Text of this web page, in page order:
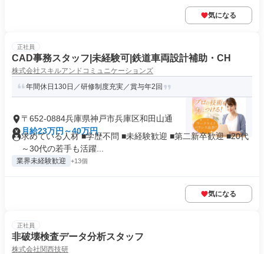
気になる
正社員
CAD事務スタッフ|未経験可|鉄道車両設計補助・CH
株式会社スキルアンドコミュニケーションズ
年間休日130日／研修制度充実／賞与年2回
〒652-0884兵庫県神戸市兵庫区和田山通
月給23万円～40万円
求めている人材 ■学歴不問 ■未経験歓迎 ■第二新卒歓迎 ■20代
～30代の若手も活躍...
業界未経験歓迎 +13個
気になる
正社員
非破壊検査データ分析スタッフ
株式会社関西技研